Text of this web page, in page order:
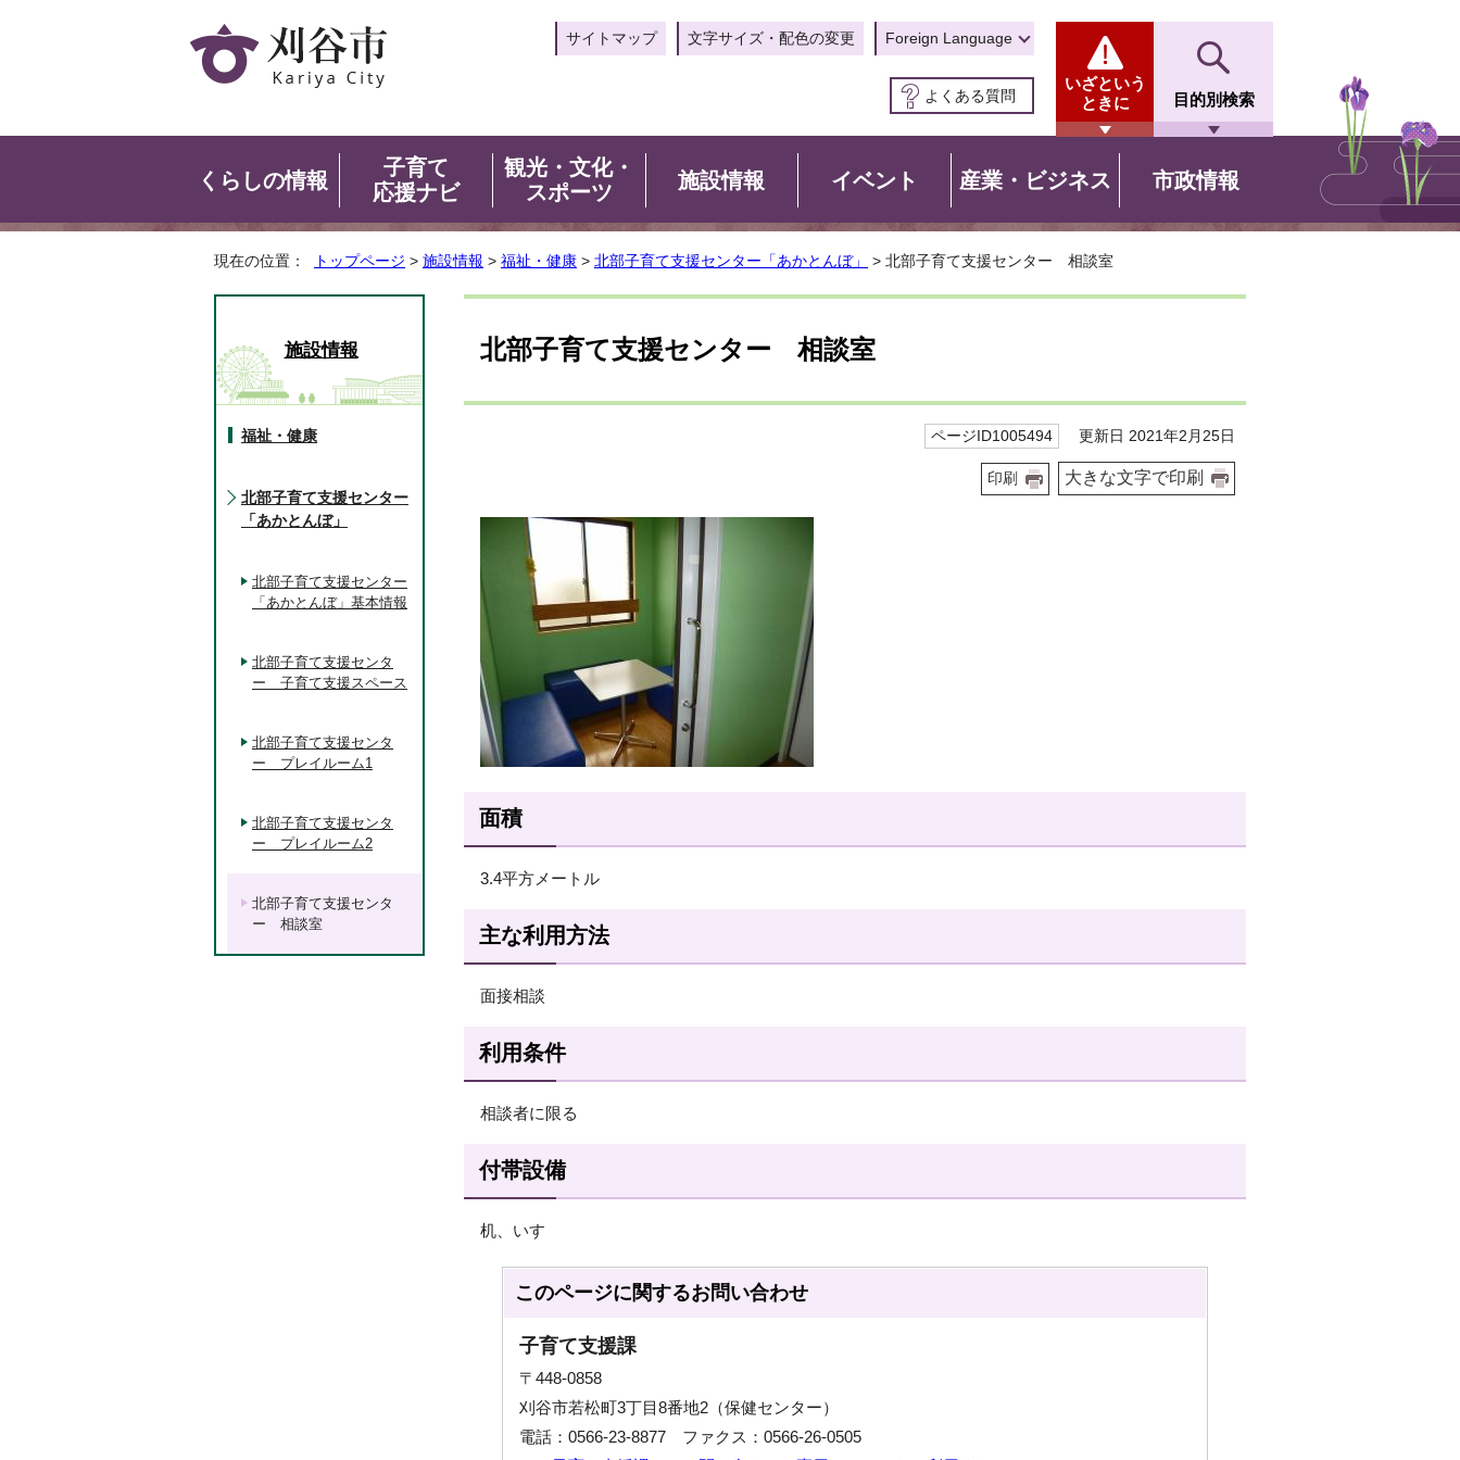
サイトマップ 文字サイズ・配色の変更 Foreign Language
よくある質問
いざという
ときに
目的別検索
くらしの情報
子育て
応援ナビ
観光・文化・
スポーツ
施設情報 イベント 産業・ビジネス 市政情報
現在の位置： トップページ > 施設情報 > 福祉・健康 > 北部子育て支援センター「あかとんぼ」 > 北部子育て支援センター 相談室
北部子育て支援センター 相談室
ページID1005494 更新日 2021年2月25日
印刷 大きな文字で印刷
面積
3.4平方メートル
主な利用方法
面接相談
利用条件
相談者に限る
付帯設備
机、いす
このページに関するお問い合わせ
子育て支援課
〒448-0858
刈谷市若松町3丁目8番地2（保健センター）
電話：0566-23-8877 ファクス：0566-26-0505
施設情報
福祉・健康
北部子育て支援センター
「あかとんぼ」
北部子育て支援センター
「あかとんぼ」基本情報
北部子育て支援センタ
ー 子育て支援スペース
北部子育て支援センタ
ー プレイルーム1
北部子育て支援センタ
ー プレイルーム2
北部子育て支援センタ
ー 相談室